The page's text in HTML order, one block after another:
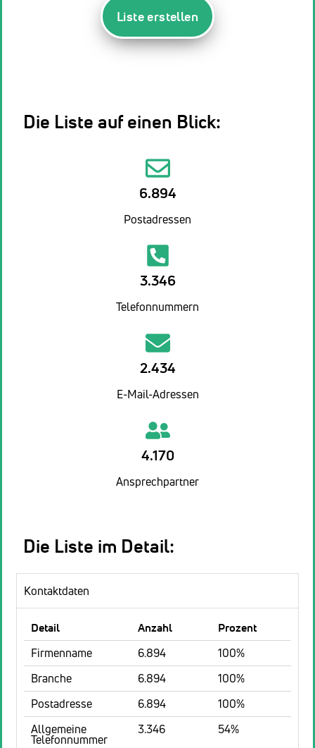
Liste erstellen
Die Liste auf einen Blick:
6.894
Postadressen
3.346
Telefonnummern
2.434
E-Mail-Adressen
4.170
Ansprechpartner
Die Liste im Detail:
Kontaktdaten
Detail Anzahl
Prozent
Firmenname
6.894
100%
Branche
6.894
100%
Postadresse
6.894
100%
Allgemeine
Telefonnummer
3.346 54%